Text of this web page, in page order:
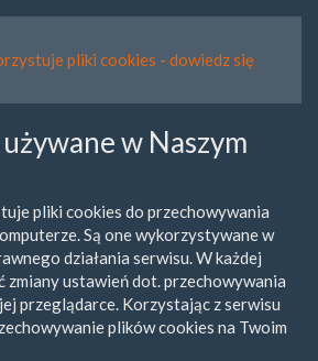
pliki cookies - dowiedz się
w Naszym
pliki cookies do przechowywania
Są one wykorzystywane w
działania serwisu. W każdej
zmiany ustawień dot. przechowywania
przeglądarce. Korzystając z serwisu
plików cookies na Twoim